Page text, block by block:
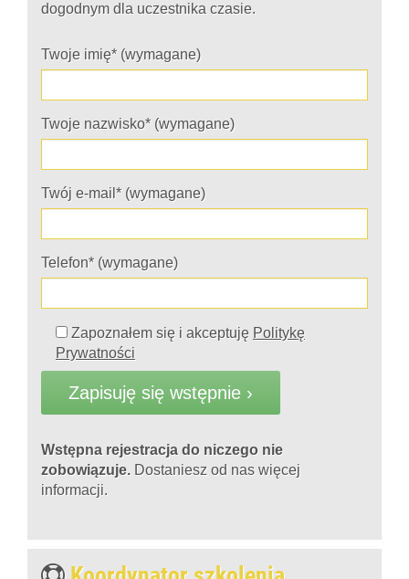
dogodnym dla uczestnika czasie.
Twoje imię* (wymagane)
Twoje nazwisko* (wymagane)
Twój e-mail* (wymagane)
Telefon* (wymagane)
Zapoznałem się i akceptuję Politykę
Prywatności
Wstępna rejestracja do niczego nie
zobowiązuje. Dostaniesz od nas więcej
informacji.